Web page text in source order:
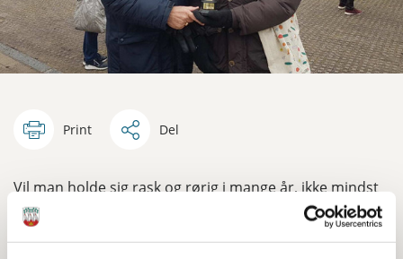
Print Del
Vil man holde sig rask og rørig i mange år, ikke mindst
efter arbejdslivets ophør efter de 60 år, er der én
opskrift, som altid virker: At bevæge sig i fællesskab.